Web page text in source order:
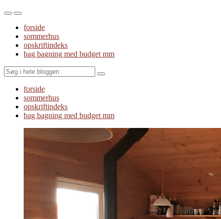
Toggle
mobile
menu
Toggle
the
search
field
forside
sommerhus
opskriftindeks
bag bagning med budget mm
Search
forside
sommerhus
opskriftindeks
bag bagning med budget mm